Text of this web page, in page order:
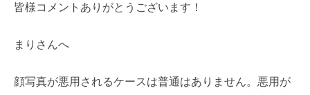
皆様コメントありがとうございます！
まりさんへ
顔写真が悪用されるケースは普通はありません。悪用が